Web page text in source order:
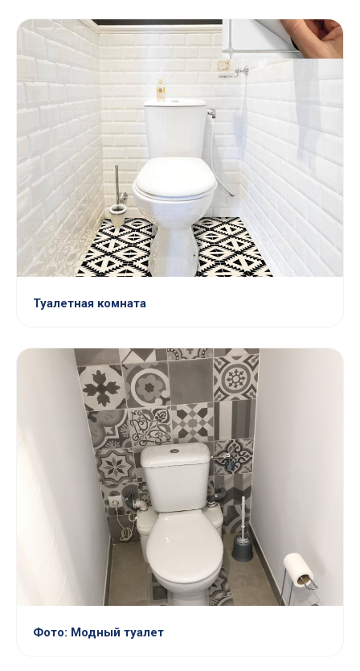
Туалетная комната
Фото: Модный туалет